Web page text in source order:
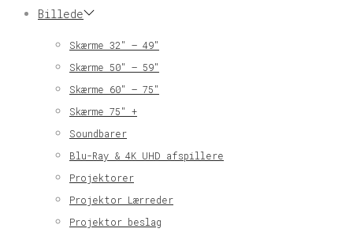
Billede
Skærme 32″ – 49″
Skærme 50″ – 59″
Skærme 60″ – 75″
Skærme 75″ +
Soundbarer
Blu-Ray & 4K UHD afspillere
Projektorer
Projektor Lærreder
Projektor beslag